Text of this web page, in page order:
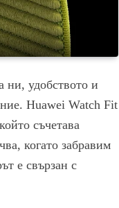
ни, удобството и
Huawei Watch Fit
съчетава
когато забравим
е свързан с